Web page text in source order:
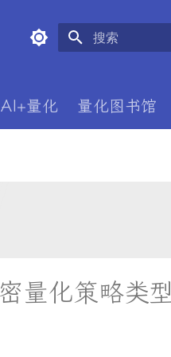
AI+量化 量化图书馆
量化策略类型